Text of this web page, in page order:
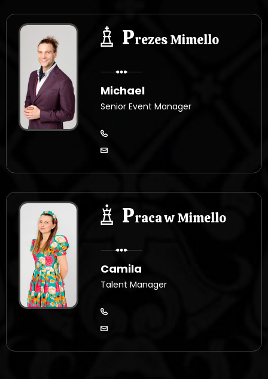
Prezes Mimello
Michael
Senior Event Manager
Praca w Mimello
Camila
Talent Manager